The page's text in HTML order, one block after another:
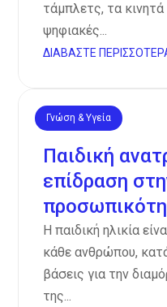
τάμπλετς, τα
ψηφιακές...
ΔΙΑΒΆΣΤΕ
Γνώση & Υγεία
Παιδική
επίδραση
Η παιδική ηλικία
κάθε ανθρώπου,
βάσεις για την
της...
Νοέ 11, 2024